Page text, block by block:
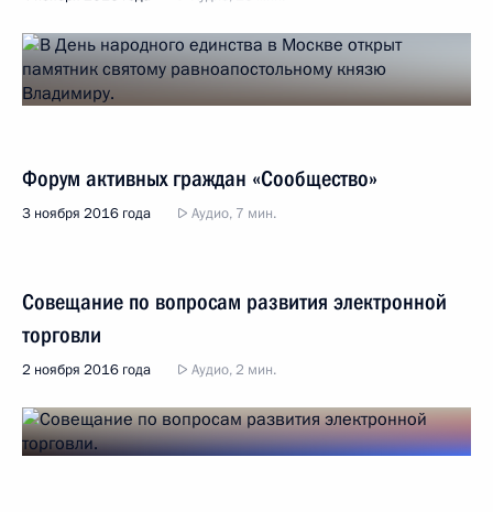
Форум активных граждан «Сообщество»
3 ноября 2016 года Аудио, 7 мин.
Совещание по вопросам развития электронной
торговли
2 ноября 2016 года Аудио, 2 мин.